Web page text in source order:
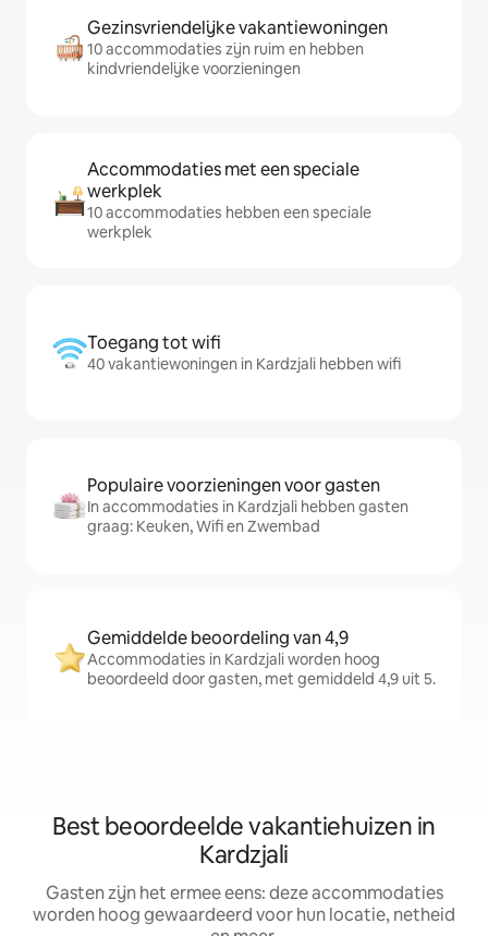
Gezinsvriendelijke vakantiewoningen
10 accommodaties zijn ruim en hebben
kindvriendelijke voorzieningen
Accommodaties met een speciale
werkplek
10 accommodaties hebben een speciale
werkplek
Toegang tot wifi
40 vakantiewoningen in Kardzjali hebben wifi
Populaire voorzieningen voor gasten
In accommodaties in Kardzjali hebben gasten
graag: Keuken, Wifi en Zwembad
Gemiddelde beoordeling van 4,9
Accommodaties in Kardzjali worden hoog
beoordeeld door gasten, met gemiddeld 4,9 uit 5.
Best beoordeelde vakantiehuizen in
Kardzjali
Gasten zijn het ermee eens: deze accommodaties
worden hoog gewaardeerd voor hun locatie, netheid